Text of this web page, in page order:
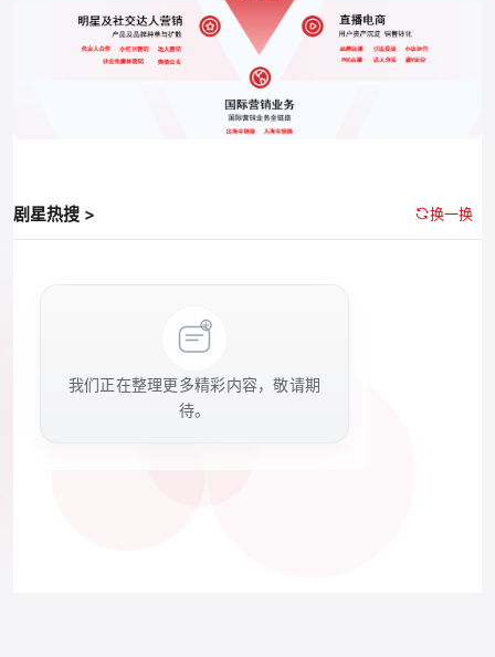
剧星热搜 > 换一换
我们正在整理更多精彩内容，敬请期
待。